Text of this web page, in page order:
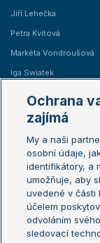
Jiří Lehečka
Petra Kvitová
Markéta Vondroušová
Iga Swiatek
Žebříčky
Žebříček ATP (muži)
Žebříček WTA (ženy)
Sázkařský žebříček
Ochrana
zajímá
My a naši
osobní údaje,
identifikátory, a
umožňuje, aby
uvedené v části
účelem
odvoláním
sledovací